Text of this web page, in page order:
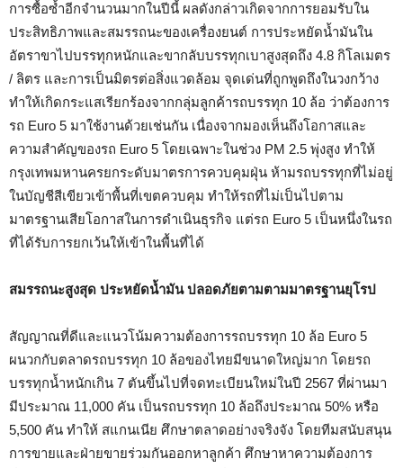
การซื้อซ้ำอีกจำนวนมากในปีนี้ ผลดังกล่าวเกิดจากการยอมรับใน
ประสิทธิภาพและสมรรถนะของเครื่องยนต์ การประหยัดน้ำมันใน
อัตราขาไปบรรทุกหนักและขากลับบรรทุกเบาสูงสุดถึง 4.8 กิโลเมตร
/ ลิตร และการเป็นมิตรต่อสิ่งแวดล้อม จุดเด่นที่ถูกพูดถึงในวงกว้าง
ทำให้เกิดกระแสเรียกร้องจากกลุ่มลูกค้ารถบรรทุก 10 ล้อ ว่าต้องการ
รถ Euro 5 มาใช้งานด้วยเช่นกัน เนื่องจากมองเห็นถึงโอกาสและ
ความสำคัญของรถ Euro 5 โดยเฉพาะในช่วง PM 2.5 พุ่งสูง ทำให้
กรุงเทพมหานครยกระดับมาตรการควบคุมฝุ่น ห้ามรถบรรทุกที่ไม่อยู่
ในบัญชีสีเขียวเข้าพื้นที่เขตควบคุม ทำให้รถที่ไม่เป็นไปตาม
มาตรฐานเสียโอกาสในการดำเนินธุรกิจ แต่รถ Euro 5 เป็นหนึ่งในรถ
ที่ได้รับการยกเว้นให้เข้าในพื้นที่ได้
สมรรถนะสูงสุด ประหยัดน้ำมัน ปลอดภัยตามตามมาตรฐานยุโรป
สัญญาณที่ดีและแนวโน้มความต้องการรถบรรทุก 10 ล้อ Euro 5
ผนวกกับตลาดรถบรรทุก 10 ล้อของไทยมีขนาดใหญ่มาก โดยรถ
บรรทุกน้ำหนักเกิน 7 ตันขึ้นไปที่จดทะเบียนใหม่ในปี 2567 ที่ผ่านมา
มีประมาณ 11,000 คัน เป็นรถบรรทุก 10 ล้อถึงประมาณ 50% หรือ
5,500 คัน ทำให้ สแกนเนีย ศึกษาตลาดอย่างจริงจัง โดยทีมสนับสนุน
การขายและฝ่ายขายร่วมกันออกหาลูกค้า ศึกษาหาความต้องการ